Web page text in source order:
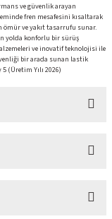
ve güvenlik arayan
fren mesafesini kısaltarak
ömür ve yakıt tasarrufu sunar.
yolda konforlu bir sürüş
ve inovatif teknolojisi ile
bir arada sunan lastik
(Üretim Yılı 2026)